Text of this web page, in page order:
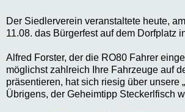
Der Siedlerverein veranstaltete heute,
11.08. das Bürgerfest auf dem Dorfplatz
Alfred Forster, der die RO80 Fahrer
möglichst zahlreich Ihre Fahrzeuge auf
präsentieren, hat sich riesig über unsere
Übrigens, der Geheimtipp Steckerlfisch